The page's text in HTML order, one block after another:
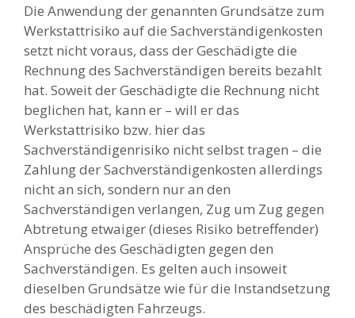
Die Anwendung der genannten Grundsätze zum
Werkstattrisiko auf die Sachverständigenkosten
setzt nicht voraus, dass der Geschädigte die
Rechnung des Sachverständigen bereits bezahlt
hat. Soweit der Geschädigte die Rechnung nicht
beglichen hat, kann er – will er das
Werkstattrisiko bzw. hier das
Sachverständigenrisiko nicht selbst tragen – die
Zahlung der Sachverständigenkosten allerdings
nicht an sich, sondern nur an den
Sachverständigen verlangen, Zug um Zug gegen
Abtretung etwaiger (dieses Risiko betreffender)
Ansprüche des Geschädigten gegen den
Sachverständigen. Es gelten auch insoweit
dieselben Grundsätze wie für die Instandsetzung
des beschädigten Fahrzeugs.